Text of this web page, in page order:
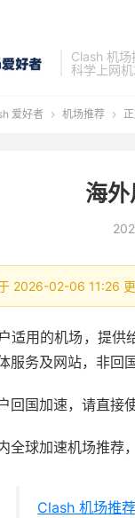
Clash 机场
科学上网
爱好者  机场推荐 
海外
2026-02-06 11:26
适用的机场，提供
服务及网站，非回
回国加速，请直接
全球加速机场推荐
Clash 机场推荐